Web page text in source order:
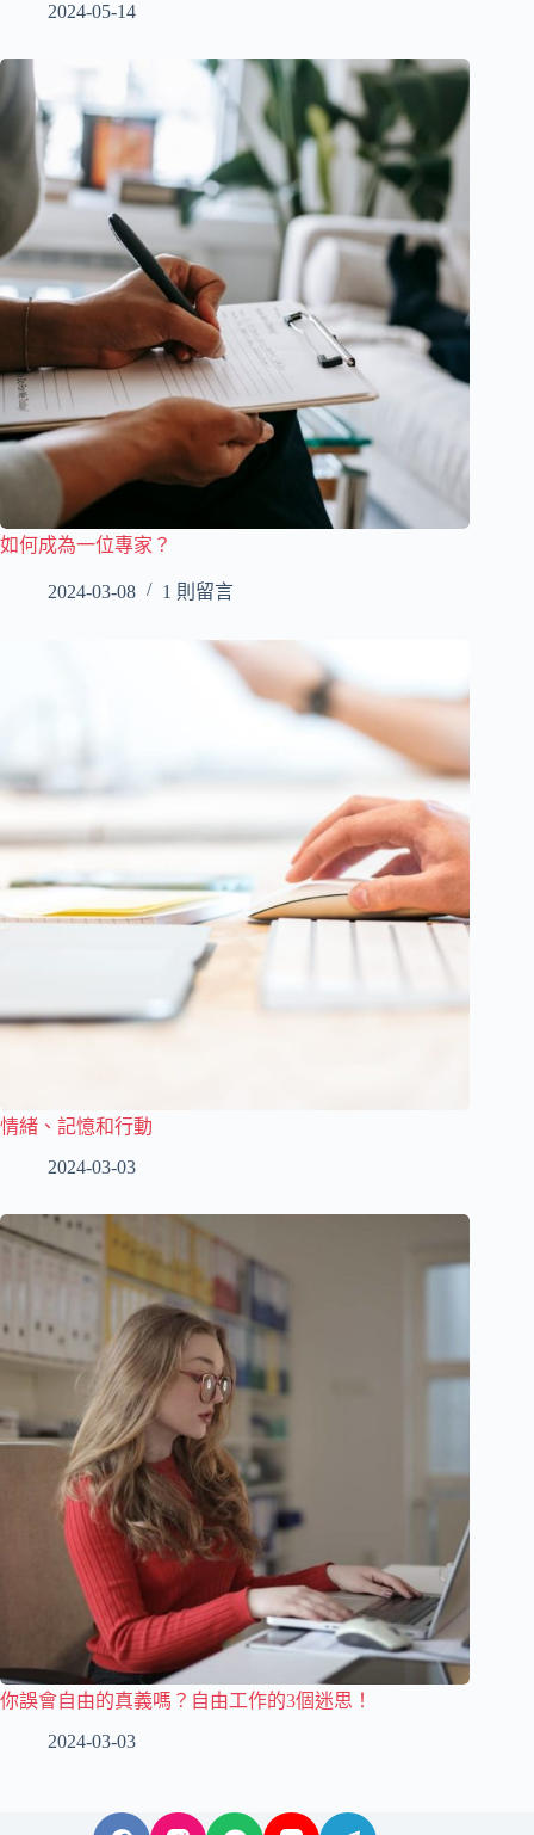
2024-05-14
如何成為一位專家？
2024-03-08 1 則留言
情緒、記憶和行動
2024-03-03
你誤會自由的真義嗎？自由工作的3個迷思！
2024-03-03